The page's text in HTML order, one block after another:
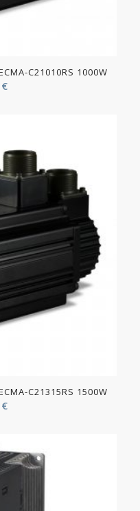
C21010RS 1000W
€
C21315RS 1500W
€